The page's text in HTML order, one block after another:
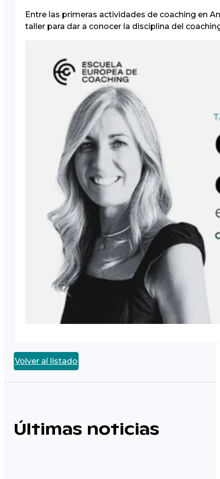
Entre las primeras actividades de coaching en
taller para dar a conocer la disciplina del
Volver al listado
Últimas noticias